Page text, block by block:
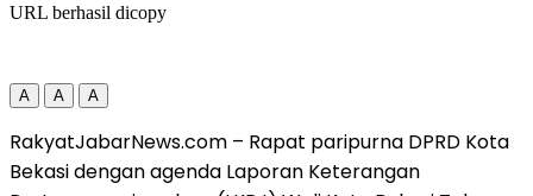
URL berhasil dicopy
A A A
RakyatJabarNews.com – Rapat paripurna DPRD Kota
Bekasi dengan agenda Laporan Keterangan